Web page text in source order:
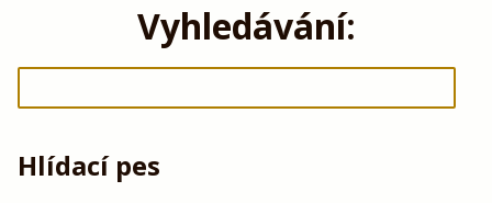
Vyhledávání:
Hlídací pes